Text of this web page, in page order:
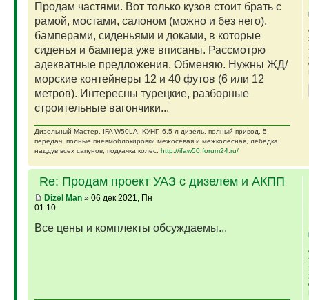
Продам частями. Вот только кузов стоит брать с
рамой, мостами, салоном (можно и без него),
бамперами, сиденьями и доками, в которые
сиденья и бампера уже вписаны. Рассмотрю
адекватные предложения. Обменяю. Нужны ЖД/
морские контейнеры 12 и 40 футов (6 или 12
метров). Интересны турецкие, разборные
строительные вагончики...
Дизельный Мастер. IFA W50LA, КУНГ, 6,5 л дизель, полный привод, 5
передач, полные пневмоблокировки межосевая и межколесная, лебедка,
наддув всех сапунов, подкачка колес. http://ifaw50.forum24.ru/
Re: Продам проект УАЗ с дизелем и АКПП
Dizel Man» 06 дек 2021, Пн
01:10
Все цены и комплекты обсуждаемы...